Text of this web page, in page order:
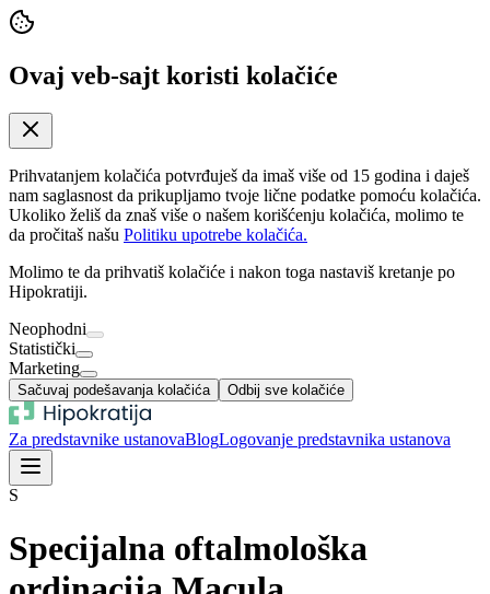
Ovaj veb-sajt koristi kolačiće
Prihvatanjem kolačića potvrđuješ da imaš više od 15 godina i daješ
nam saglasnost da prikupljamo tvoje lične podatke pomoću kolačića.
Ukoliko želiš da znaš više o našem korišćenju kolačića, molimo te
da pročitaš našu Politiku upotrebe kolačića.
Molimo te da prihvatiš kolačiće i nakon toga nastaviš kretanje po
Hipokratiji.
Neophodni
Statistički
Marketing
Sačuvaj podešavanja kolačića Odbij sve kolačiće
Za predstavnike ustanovaBlogLogovanje predstavnika ustanova
S
Specijalna oftalmološka